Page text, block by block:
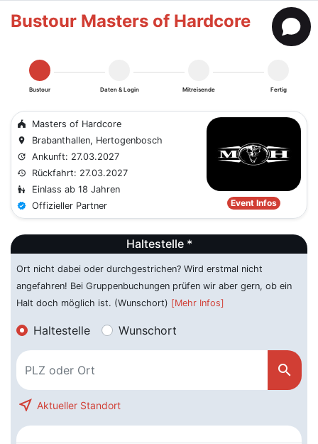
Bustour Masters of Hardcore
Bustour Daten & Login Mitreisende Fertig
festival Masters of Hardcore
place Brabanthallen, Hertogenbosch
update Ankunft: 27.03.2027
history Rückfahrt: 27.03.2027
escalator_warning Einlass ab 18 Jahren
verified Offizieller Partner Event Infos
Haltestelle *
Ort nicht dabei oder durchgestrichen? Wird erstmal nicht
angefahren! Bei Gruppenbuchungen prüfen wir aber gern, ob ein
Halt doch möglich ist. (Wunschort) [Mehr Infos]
Haltestelle Wunschort
search
near_me Aktueller Standort